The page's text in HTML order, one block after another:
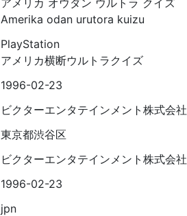
アメリカ オウダン ウルトラ クイズ
Amerika odan urutora kuizu
PlayStation
アメリカ横断ウルトラクイズ
1996-02-23
ビクターエンタテインメント株式会社
東京都渋谷区
ビクターエンタテインメント株式会社
1996-02-23
jpn